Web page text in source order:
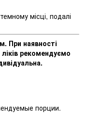
місці, подалі
При наявності
рекомендуємо
порции.